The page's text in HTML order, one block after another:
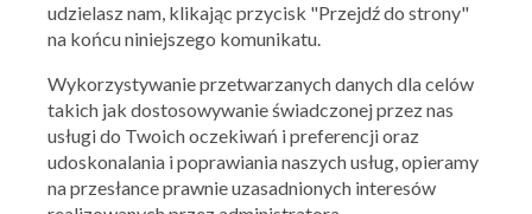
udzielasz nam, klikając przycisk "Przejdź do strony"
na końcu niniejszego komunikatu.
Wykorzystywanie przetwarzanych danych dla celów
takich jak dostosowywanie świadczonej przez nas
usługi do Twoich oczekiwań i preferencji oraz
udoskonalania i poprawiania naszych usług, opieramy
na przesłance prawnie uzasadnionych interesów